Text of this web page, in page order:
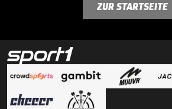
ZUR STARTSEITE